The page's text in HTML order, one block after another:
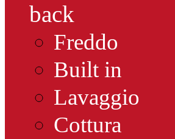
back
Freddo
Built in
Lavaggio
Cottura